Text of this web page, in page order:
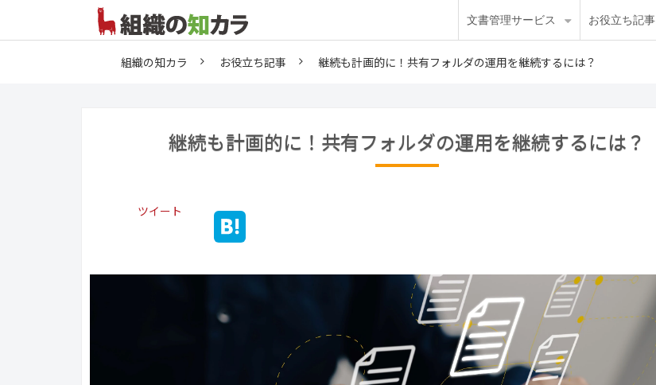
文書管理サービス お役立ち記事
組織の知カラ お役立ち記事 継続も計画的に！共有フォルダの運用を継続するには？
継続も計画的に！共有フォルダの運用を継続するには？
ツイート